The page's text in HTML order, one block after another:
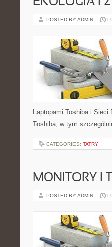
POSTED BY ADMIN
Laptopami Toshiba i Sieci
Toshiba, w tym
CATEGORIES: TATRY
MONITORY I
POSTED BY ADMIN